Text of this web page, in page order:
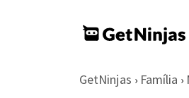
GetNinjas › Família ›